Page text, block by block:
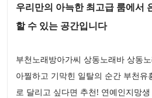
우리만의 아늑한 최고급 룸에서
할 수 있는 공간입니다
부천노래방아가씨 상동노래바 상동
아찔하고 기막힌 일탈의 순간 부천유
로 달리고 싶다면 추천! 연예인지망